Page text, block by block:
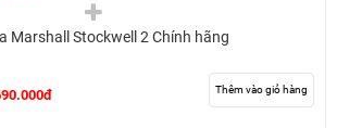
Marshall Stockwell 2 Chính hãng
Thêm vào giỏ hàng